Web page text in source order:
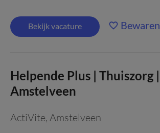
Bekijk vacature Bewaren
Helpende Plus | Thuiszorg |
Amstelveen
ActiVite, Amstelveen